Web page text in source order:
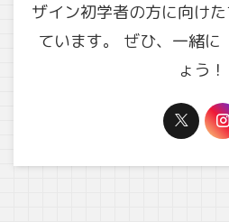
ザイン初学者の方に向け
ています。 ぜひ、一緒に
ょう！